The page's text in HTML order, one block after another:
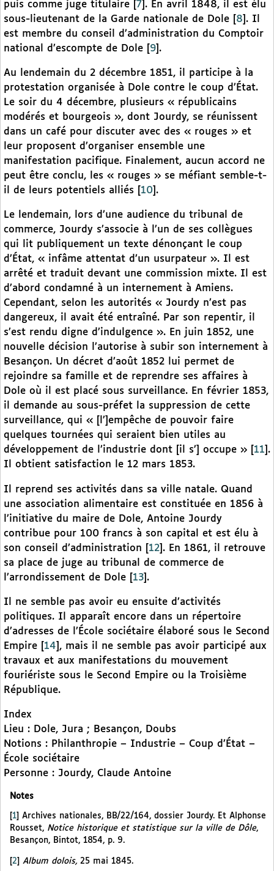
puis comme juge titulaire
7 . En avril 1848, il est élu
sous-lieutenant de la Garde nationale de Dole
8 . Il
est membre du conseil d’administration du Comptoir
national d’escompte de Dole
9 .
Au lendemain du 2 décembre 1851, il participe à la
protestation organisée à Dole contre le coup d’État.
Le soir du 4 décembre, plusieurs « républicains
modérés et bourgeois », dont Jourdy, se réunissent
dans un café pour discuter avec des « rouges » et
leur proposent d’organiser ensemble une
manifestation pacifique. Finalement, aucun accord ne
peut être conclu, les « rouges » se méfiant semble-t-
il de leurs potentiels alliés
10 .
Le lendemain, lors d’une audience du tribunal de
commerce, Jourdy s’associe à l’un de ses collègues
qui lit publiquement un texte dénonçant le coup
d’État, « infâme attentat d’un usurpateur ». Il est
arrêté et traduit devant une commission mixte. Il est
d’abord condamné à un internement à Amiens.
Cependant, selon les autorités « Jourdy n’est pas
dangereux, il avait été entraîné. Par son repentir, il
s’est rendu digne d’indulgence ». En juin 1852, une
nouvelle décision l’autorise à subir son internement à
Besançon. Un décret d’août 1852 lui permet de
rejoindre sa famille et de reprendre ses affaires à
Dole où il est placé sous surveillance. En février 1853,
il demande au sous-préfet la suppression de cette
surveillance, qui « [l’]empêche de pouvoir faire
quelques tournées qui seraient bien utiles au
développement de l’industrie dont [il s’] occupe »
11 .
Il obtient satisfaction le 12 mars 1853.
Il reprend ses activités dans sa ville natale. Quand
une association alimentaire est constituée en 1856 à
l’initiative du maire de Dole, Antoine Jourdy
contribue pour 100 francs à son capital et est élu à
son conseil d’administration
12 . En 1861, il retrouve
sa place de juge au tribunal de commerce de
l’arrondissement de Dole
13 .
Il ne semble pas avoir eu ensuite d’activités
politiques. Il apparaît encore dans un répertoire
d’adresses de l’École sociétaire élaboré sous le Second
Empire
14 , mais il ne semble pas avoir participé aux
travaux et aux manifestations du mouvement
fouriériste sous le Second Empire ou la Troisième
République.
Index
Lieu : Dole, Jura ; Besançon, Doubs
Notions : Philanthropie – Industrie – Coup d’État –
École sociétaire
Personne : Jourdy, Claude Antoine
Notes
1
Archives nationales, BB/22/164, dossier Jourdy. Et Alphonse
Rousset, Notice historique et statistique sur la ville de Dôle,
Besançon, Bintot, 1854, p. 9.
[2] Album dolois, 25 mai 1845.